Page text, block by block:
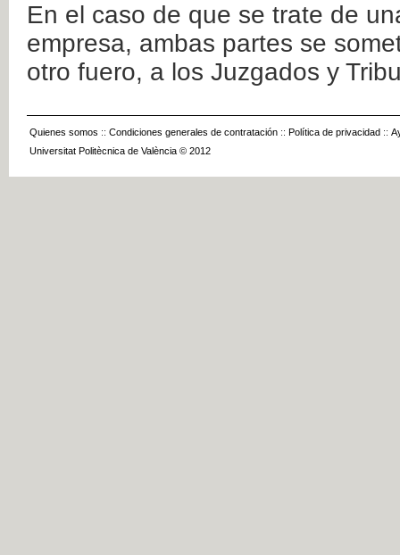
En el caso de que se trate de
empresa, ambas partes se
otro fuero, a los Juzgados y
Quienes somos :: Condiciones generales de contratación :: Política de privacidad ::
Universitat Politècnica de València © 2012